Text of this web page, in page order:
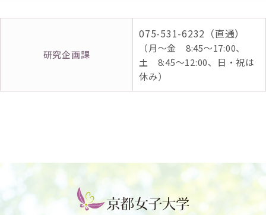
研究企画課
075-531-6232（直通）
（月～金 8:45～17:00、
土 8:45～12:00、日・祝は
休み）